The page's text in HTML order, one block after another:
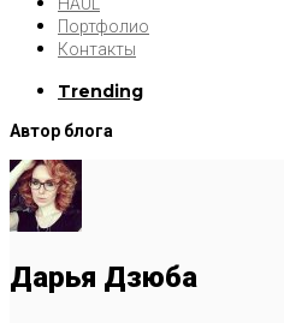
Портфолио
Контакты
Trending
Автор блога
Дарья Дзюба